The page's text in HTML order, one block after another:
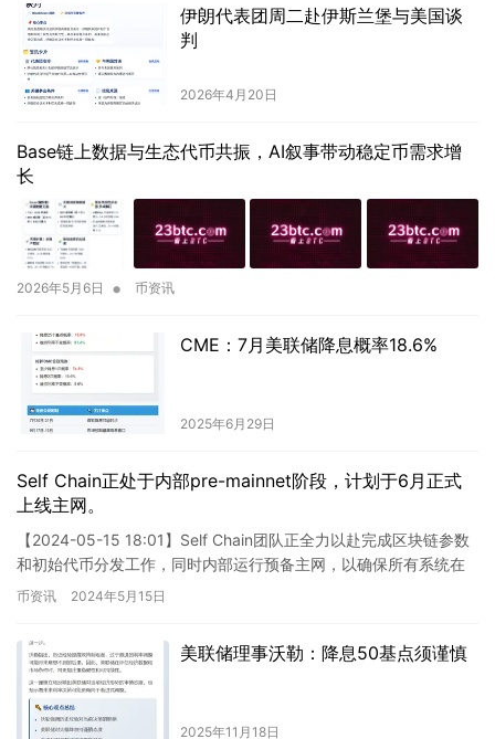
伊朗代表团周二赴伊斯兰堡与美国谈
判
2026年4月20日
Base链上数据与生态代币共振，AI叙事带动稳定币需求增
长
2026年5月6日 • 币资讯
CME：7月美联储降息概率18.6%
2025年6月29日
Self Chain正处于内部pre-mainnet阶段，计划于6月正式
上线主网。
【2024-05-15 18:01】Self Chain团队正全力以赴完成区块链参数
和初始代币分发工作，同时内部运行预备主网，以确保所有系统在
公开部署之前达到最佳状态。若预备主网评…
币资讯 2024年5月15日
美联储理事沃勒：降息50基点须谨慎
2025年11月18日